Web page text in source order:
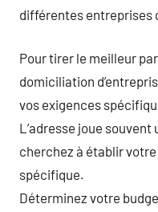
différentes entreprises
Pour tirer le meilleur
domiciliation
vos exigences
L’adresse joue
cherchez à établir
spécifique.
Déterminez votre